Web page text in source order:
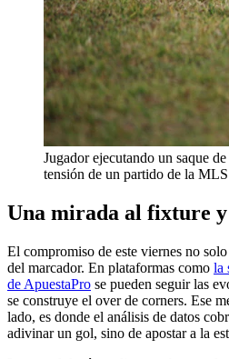
Jugador ejecutando un saque
tensión de un partido de la MLS
Una mirada al fixture
El compromiso de este viernes no
del marcador. En plataformas como la
de ApuestaPro se pueden seguir las
se construye el over de corners. Ese
lado, es donde el análisis de datos
adivinar un gol, sino de apostar a la